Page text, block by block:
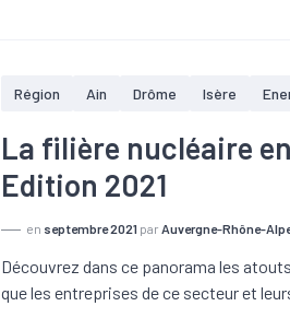
Région Ain Drôme Isère
La filière nucléaire
Edition 2021
en septembre 2021 parAuvergne-Rhône-
Découvrez dans ce panorama les
que les entreprises de ce secteur et